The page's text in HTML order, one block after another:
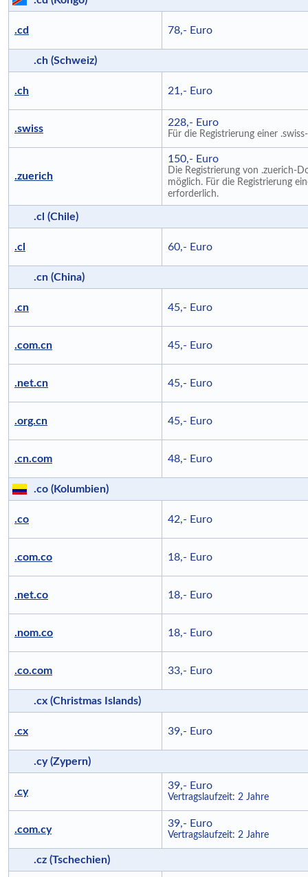
.cd 78,- Euro
.ch (Schweiz)
.ch 21,- Euro
.swiss
228,- Euro
Für die Registrierung einer
.zuerich
150,- Euro
Die Registrierung von .zuerich-
möglich. Für die Registrierung
erforderlich.
.cl (Chile)
.cl 60,- Euro
.cn (China)
.cn 45,- Euro
.com.cn 45,- Euro
.net.cn 45,- Euro
.org.cn 45,- Euro
.cn.com 48,- Euro
.co (Kolumbien)
.co 42,- Euro
.com.co 18,- Euro
.net.co 18,- Euro
.nom.co 18,- Euro
.co.com 33,- Euro
.cx (Christmas Islands)
.cx 39,- Euro
.cy (Zypern)
.cy
39,- Euro
Vertragslaufzeit: 2 Jahre
.com.cy
39,- Euro
Vertragslaufzeit: 2 Jahre
.cz (Tschechien)